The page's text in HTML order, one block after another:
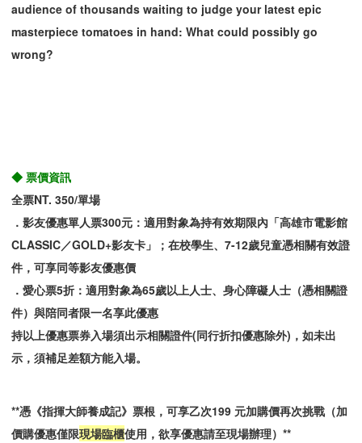
audience of thousands waiting to judge your latest epic
masterpiece tomatoes in hand: What could possibly go
wrong?
◆ 票價資訊
全票NT. 350/單場
．影友優惠單人票300元：適用對象為持有效期限內「高雄市電影館
CLASSIC／GOLD+影友卡」；在校學生、7-12歲兒童憑相關有效證
件，可享同等影友優惠價
．愛心票5折：適用對象為65歲以上人士、身心障礙人士（憑相關證
件）與陪同者限一名享此優惠
持以上優惠票券入場須出示相關證件(同行折扣優惠除外)，如未出
示，須補足差額方能入場。
**憑《指揮大師養成記》票根，可享乙次199 元加購價再次挑戰（加
價購優惠僅限現場臨櫃使用，欲享優惠請至現場辦理）**